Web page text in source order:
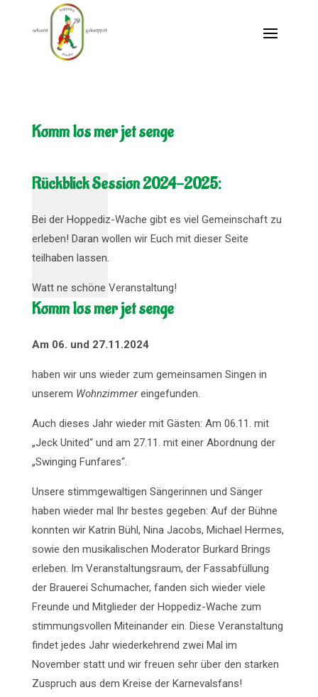
Komm los mer jet senge
Rückblick Session 2024-2025:
Bei der Hoppediz-Wache gibt es viel Gemeinschaft zu
erleben! Daran wollen wir Euch mit dieser Seite
teilhaben lassen.
Watt ne schöne Veranstaltung!
Komm los mer jet senge
Am 06. und 27.11.2024
haben wir uns wieder zum gemeinsamen Singen in
unserem Wohnzimmereingefunden.
Auch dieses Jahr wieder mit Gästen: Am 06.11. mit
„Jeck United“ und am 27.11. mit einer Abordnung der
„Swinging Funfares“.
Unsere stimmgewaltigen Sängerinnen und Sänger
haben wieder mal Ihr bestes gegeben: Auf der Bühne
konnten wir Katrin Bühl, Nina Jacobs, Michael Hermes,
sowie den musikalischen Moderator Burkard Brings
erleben. Im Veranstaltungsraum, der Fassabfüllung
der Brauerei Schumacher, fanden sich wieder viele
Freunde und Mitglieder der Hoppediz-Wache zum
stimmungsvollen Miteinander ein. Diese Veranstaltung
findet jedes Jahr wiederkehrend zwei Mal im
November statt und wir freuen sehr über den starken
Zuspruch aus dem Kreise der Karnevalsfans!